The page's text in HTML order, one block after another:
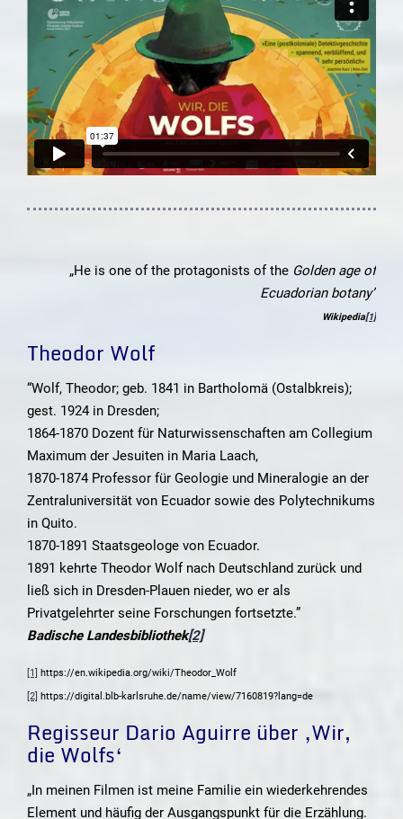
„He is one of the protagonists of the Golden age of
Ecuadorian botany”
Wikipedia[1]
Theodor Wolf
“Wolf, Theodor; geb. 1841 in Bartholomä (Ostalbkreis);
gest. 1924 in Dresden;
1864-1870 Dozent für Naturwissenschaften am Collegium
Maximum der Jesuiten in Maria Laach,
1870-1874 Professor für Geologie und Mineralogie an der
Zentraluniversität von Ecuador sowie des Polytechnikums
in Quito.
1870-1891 Staatsgeologe von Ecuador.
1891 kehrte Theodor Wolf nach Deutschland zurück und
ließ sich in Dresden-Plauen nieder, wo er als
Privatgelehrter seine Forschungen fortsetzte.”
Badische Landesbibliothek[2]
[1] https://en.wikipedia.org/wiki/Theodor_Wolf
[2] https://digital.blb-karlsruhe.de/name/view/7160819?lang=de
Regisseur Dario Aguirre über ‚Wir,
die Wolfs‘
„In meinen Filmen ist meine Familie ein wiederkehrendes
Element und häufig der Ausgangspunkt für die Erzählung.